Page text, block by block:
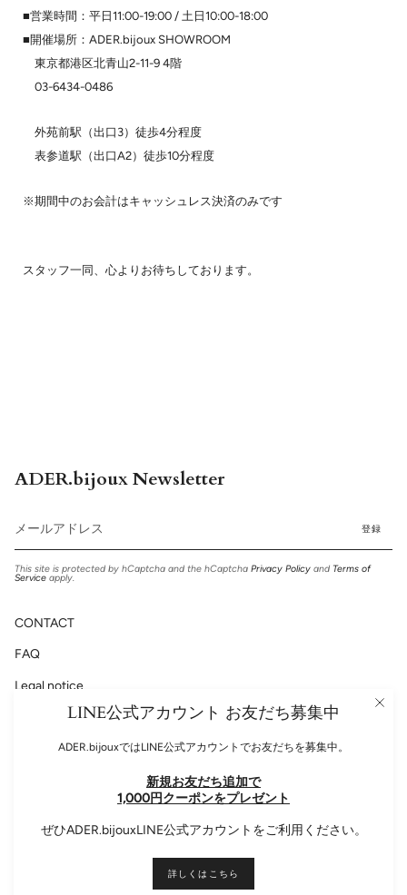
■営業時間：平日11:00-19:00 / 土日10:00-18:00
■開催場所：ADER.bijoux SHOWROOM
東京都港区北青山2-11-9 4階
03-6434-0486
外苑前駅（出口3）徒歩4分程度
表参道駅（出口A2）徒歩10分程度
※期間中のお会計はキャッシュレス決済のみです
スタッフ一同、心よりお待ちしております。
ADER.bijoux Newsletter
登録
This site is protected by hCaptcha and the hCaptcha Privacy Policy and Terms of
Service apply.
CONTACT
FAQ
Legal notice
Privacy PolicyLINE公式アカウント お友だち募集中
ADER.bijouxではLINE公式アカウントでお友だちを募集中。
新規お友だち追加で
1,000円クーポンをプレゼント
ぜひADER.bijouxLINE公式アカウントをご利用ください。
詳しくはこちら